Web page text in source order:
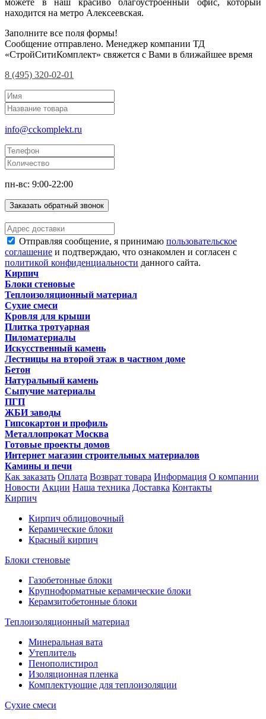
находится на метро Алексеевская.
Заполните все поля формы!
Сообщение отправлено. Менеджер компании ТД
«СтройСитиКомплект» свяжется с Вами в ближайшее время
8 (495) 320-02-01
info@cckomplekt.ru
пн-вс: 9:00-22:00
Заказать обратный звонок
Отправляя сообщение, я принимаю пользовательское
соглашение и подтверждаю, что ознакомлен и согласен с
политикой конфиденциальности данного сайта.
Кирпич
Блоки стеновые
Теплоизоляционный материал
Сухие смеси
Кровля для крыши
Плитка тротуарная
Пиломатериалы
Искусственный камень
Лестницы на второй этаж в частном доме
Бетон
Натуральный камень
Сыпучие материалы
ПГП
ЖБИ заводы
Гипсокартон и профиль
Металлопрокат Москва
Готовые проекты домов
Интернет магазин строительных материалов
Камины и печи
Как заказать Оплата Возврат товара Информация О компании
Новости Акции Наша техника Доставка Контакты
Кирпич
Кирпич облицовочный
Керамические блоки
Красный кирпич
Блоки стеновые
Газобетонные блоки
Крупноформатные керамические блоки
Керамзитобетонные блоки
Теплоизоляционный материал
Минеральная вата
Утеплитель
Пенополистирол
Изоляционная пленка
Комплектующие для теплоизоляции
Сухие смеси